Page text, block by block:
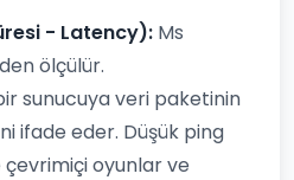
- Latency): Ms
ölçülür.
sunucuya veri paketinin
ifade eder. Düşük ping
oyunlar ve